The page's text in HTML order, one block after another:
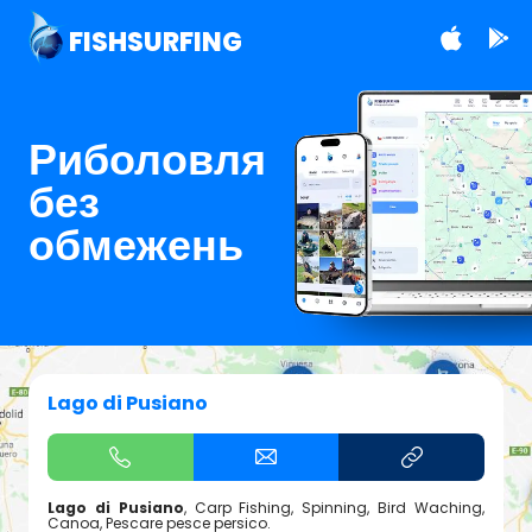
FISHSURFING
Риболовля
без
обмежень
Lago di Pusiano
Lago di Pusiano, Carp Fishing, Spinning, Bird Waching,
Canoa, Pescare pesce persico.